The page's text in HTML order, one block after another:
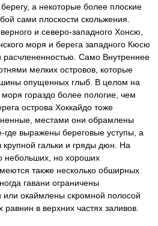
а некоторые более плоские
сами плоскости скольжения.
и северо-западного Хонсю,
моря и берега западного Кюсю
Само Внутреннее
мелких островов, которые
опущенных глыб. В целом на
гораздо более пологие, чем
острова Хоккайдо тоже
местами они обрамлены
где выражены береговые уступы, а
крупной гальки и гряды дюн. На
небольших, но хороших
также несколько обширных
гавани ограничены
окаймлены скромной полосой
в верхних частях заливов.